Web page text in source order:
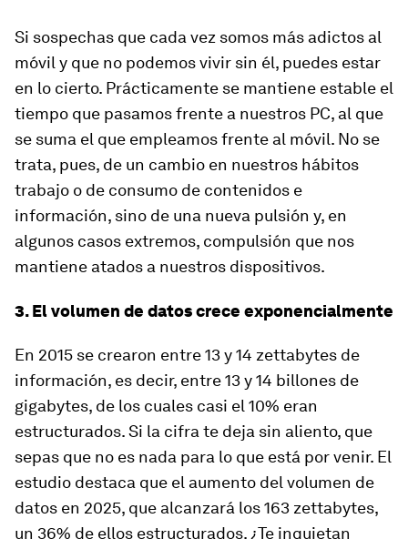
Si sospechas que cada vez somos más adictos al
móvil y que no podemos vivir sin él, puedes estar
en lo cierto. Prácticamente se mantiene estable el
tiempo que pasamos frente a nuestros PC, al que
se suma el que empleamos frente al móvil. No se
trata, pues, de un cambio en nuestros hábitos
trabajo o de consumo de contenidos e
información, sino de una nueva pulsión y, en
algunos casos extremos, compulsión que nos
mantiene atados a nuestros dispositivos.
3. El volumen de datos crece exponencialmente
En 2015 se crearon entre 13 y 14 zettabytes de
información, es decir, entre 13 y 14 billones de
gigabytes, de los cuales casi el 10% eran
estructurados. Si la cifra te deja sin aliento, que
sepas que no es nada para lo que está por venir. El
estudio destaca que el aumento del volumen de
datos en 2025, que alcanzará los 163 zettabytes,
un 36% de ellos estructurados. ¿Te inquietan